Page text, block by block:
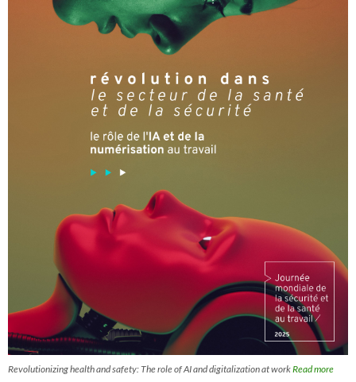
Revolutionizing health and safety: The role of AI and digitalization at workRead more